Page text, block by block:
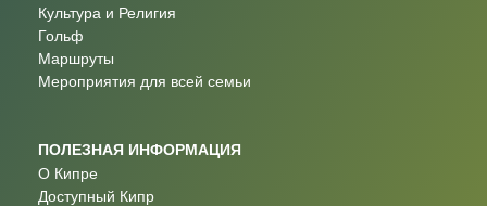
Культура и Религия
Гольф
Маршруты
Мероприятия для всей семьи
ПОЛЕЗНАЯ ИНФОРМАЦИЯ
О Кипре
Доступный Кипр